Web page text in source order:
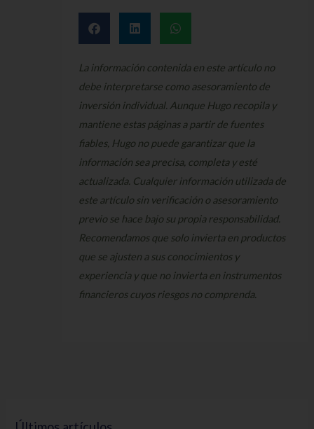
La información contenida en este artículo no
debe interpretarse como asesoramiento de
inversión individual. Aunque Hugo recopila y
mantiene estas páginas a partir de fuentes
fiables, Hugo no puede garantizar que la
información sea precisa, completa y esté
actualizada. Cualquier información utilizada de
este artículo sin verificación o asesoramiento
previo se hace bajo su propia responsabilidad.
Recomendamos que solo invierta en productos
que se ajusten a sus conocimientos y
experiencia y que no invierta en instrumentos
financieros cuyos riesgos no comprenda.